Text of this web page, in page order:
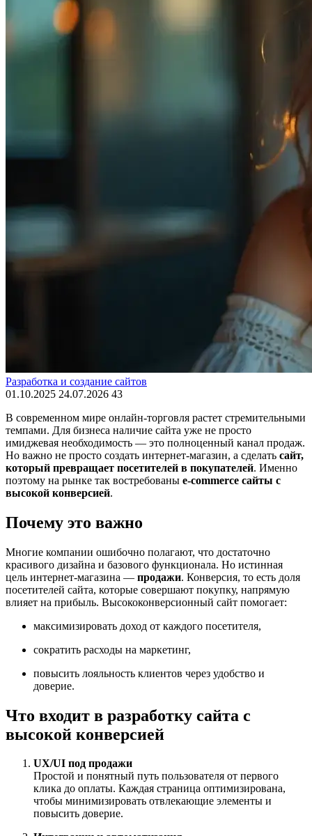
Разработка и создание сайтов
01.10.2025 24.07.2026 43
В современном мире онлайн-торговля растет стремительными
темпами. Для бизнеса наличие сайта уже не просто
имиджевая необходимость — это полноценный канал продаж.
Но важно не просто создать интернет-магазин, а сделать сайт,
который превращает посетителей в покупателей. Именно
поэтому на рынке так востребованы e-commerce сайты с
высокой конверсией.
Почему это важно
Многие компании ошибочно полагают, что достаточно
красивого дизайна и базового функционала. Но истинная
цель интернет-магазина — продажи. Конверсия, то есть доля
посетителей сайта, которые совершают покупку, напрямую
влияет на прибыль. Высококонверсионный сайт помогает:
максимизировать доход от каждого посетителя,
сократить расходы на маркетинг,
повысить лояльность клиентов через удобство и
доверие.
Что входит в разработку сайта с
высокой конверсией
UX/UI под продажи
Простой и понятный путь пользователя от первого
клика до оплаты. Каждая страница оптимизирована,
чтобы минимизировать отвлекающие элементы и
повысить доверие.